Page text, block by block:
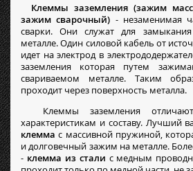
Клеммы заземления (зажим
зажим сварочный) - незаменимая
сварки. Они служат для
металле. Один силовой кабель от
идет на электрод в
заземления которая путем
свариваемом металле. Таким
проходит через поверхность металла.
Клеммы заземления
характеристикам и составу. Лучший
клемма с массивной пружиной,
и долговечный зажим на металле.
- клемма из стали с медным